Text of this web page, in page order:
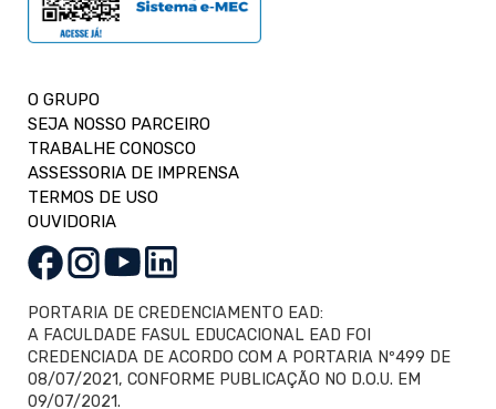
O GRUPO
SEJA NOSSO PARCEIRO
TRABALHE CONOSCO
ASSESSORIA DE IMPRENSA
TERMOS DE USO
OUVIDORIA
PORTARIA DE CREDENCIAMENTO EAD:
A FACULDADE FASUL EDUCACIONAL EAD FOI
CREDENCIADA DE ACORDO COM A PORTARIA Nº499 DE
08/07/2021, CONFORME PUBLICAÇÃO NO D.O.U. EM
09/07/2021.